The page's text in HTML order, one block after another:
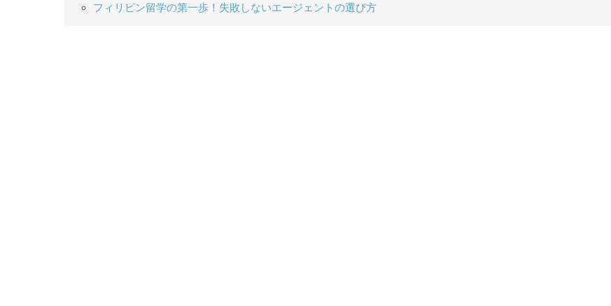
フィリピン留学の第一歩！失敗しないエージェントの選び方